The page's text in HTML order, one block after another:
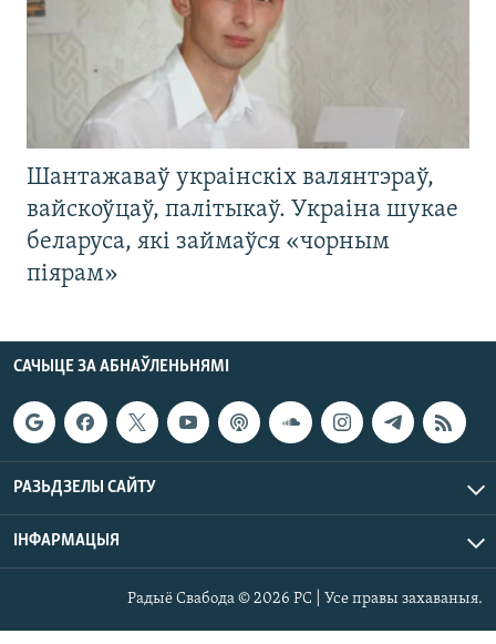
Шантажаваў украінскіх валянтэраў,
вайскоўцаў, палітыкаў. Украіна шукае
беларуса, які займаўся «чорным
піярам»
САЧЫЦЕ ЗА АБНАЎЛЕНЬНЯМІ
РАЗЬДЗЕЛЫ САЙТУ
ІНФАРМАЦЫЯ
Радыё Свабода © 2026 РС | Усе правы захаваныя.